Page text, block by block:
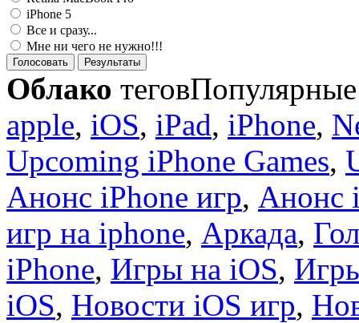
iPhone 5
Все и сразу...
Мне ни чего не нужно!!!
Голосовать Результаты
Облако теговПопулярные
apple, iOS, iPad, iPhone,
Upcoming iPhone Games,
Анонс iPhone игр, Анонс
игр на iphone, Аркада,
iPhone, Игры на iOS,
iOS, Новости iOS игр,